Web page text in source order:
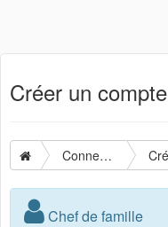
Créer un compte
Connexion
Chef de famille